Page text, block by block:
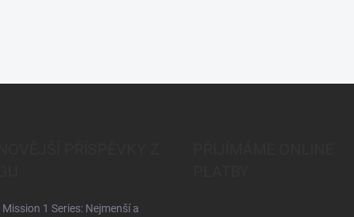
1 Series: Nejmenší a